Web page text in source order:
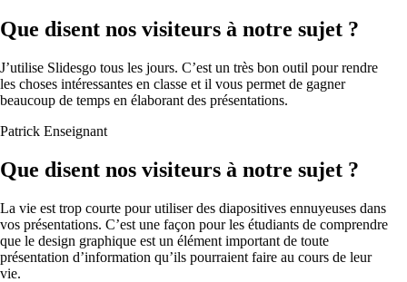
Que disent nos visiteurs à notre sujet ?
J’utilise Slidesgo tous les jours. C’est un très bon outil pour rendre
les choses intéressantes en classe et il vous permet de gagner
beaucoup de temps en élaborant des présentations.
Patrick Enseignant
Que disent nos visiteurs à notre sujet ?
La vie est trop courte pour utiliser des diapositives ennuyeuses dans
vos présentations. C’est une façon pour les étudiants de comprendre
que le design graphique est un élément important de toute
présentation d’information qu’ils pourraient faire au cours de leur
vie.